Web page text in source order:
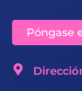
Póngase